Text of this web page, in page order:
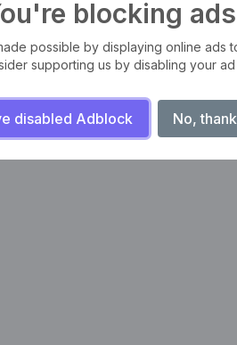
blocking ads
possible by displaying online ads
supporting us by disabling your
disabled Adblock No,